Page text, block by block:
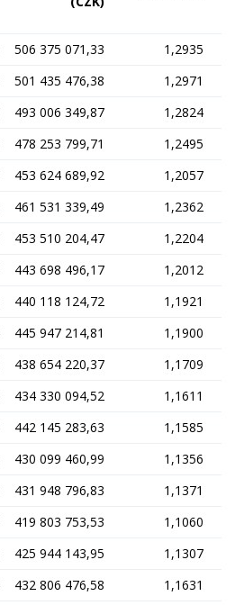
506 375 071,33
1,2935
501 435 476,38
1,2971
493 006 349,87
1,2824
478 253 799,71
1,2495
453 624 689,92
1,2057
461 531 339,49
1,2362
453 510 204,47
1,2204
443 698 496,17
1,2012
440 118 124,72
1,1921
445 947 214,81
1,1900
438 654 220,37
1,1709
434 330 094,52
1,1611
442 145 283,63
1,1585
430 099 460,99
1,1356
431 948 796,83
1,1371
419 803 753,53
1,1060
425 944 143,95
1,1307
432 806 476,58
1,1631